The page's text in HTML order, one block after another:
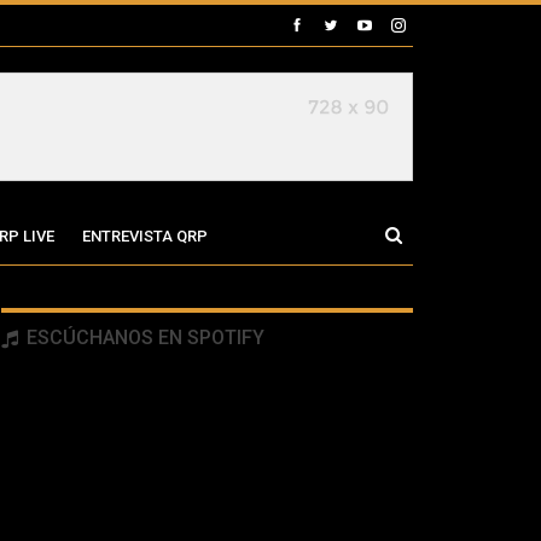
LIVE ENTREVISTA QRP
ESCÚCHANOS EN SPOTIFY